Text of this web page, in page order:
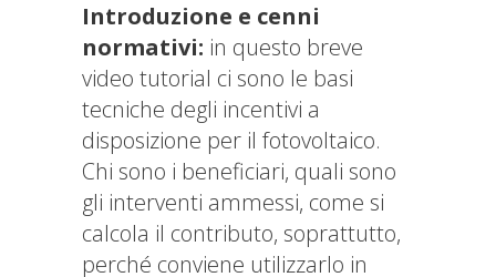
Introduzione e cenni
normativi: in questo breve
video tutorial ci sono le basi
tecniche degli incentivi a
disposizione per il fotovoltaico.
Chi sono i beneficiari, quali sono
gli interventi ammessi, come si
calcola il contributo, soprattutto,
perché conviene utilizzarlo in